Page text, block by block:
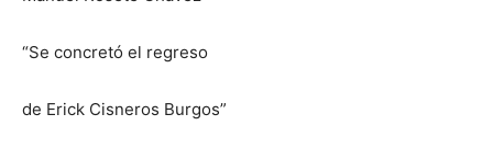
“Se concretó el regreso
de Erick Cisneros Burgos”